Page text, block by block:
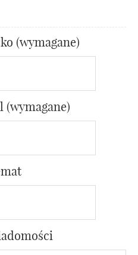
(wymagane)
(wymagane)